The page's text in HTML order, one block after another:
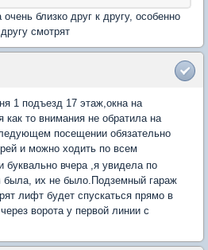
близко друг к другу, особенно
смотрят
1 подъезд 17 этаж,окна на
как то внимания не обратила на
посещении обязательно
и можно ходить по всем
буквально вчера ,я увидела по
была, их не было.Подземный гараж
лифт будет спускаться прямо в
ворота у первой линии с